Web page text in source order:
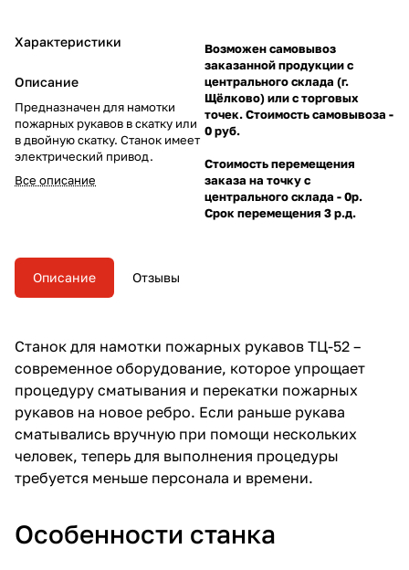
Характеристики
Описание
Предназначен для намотки
пожарных рукавов в скатку или
в двойную скатку. Станок имеет
электрический привод.
Все описание
Возможен самовывоз
заказанной продукции с
центрального склада (г.
Щёлково) или с торговых
точек. Стоимость самовывоза -
0 руб.
Стоимость перемещения
заказа на точку с
центрального склада - 0р.
Срок перемещения 3 р.д.
Описание Отзывы
Станок для намотки пожарных рукавов ТЦ-52 –
современное оборудование, которое упрощает
процедуру сматывания и перекатки пожарных
рукавов на новое ребро. Если раньше рукава
сматывались вручную при помощи нескольких
человек, теперь для выполнения процедуры
требуется меньше персонала и времени.
Особенности станка